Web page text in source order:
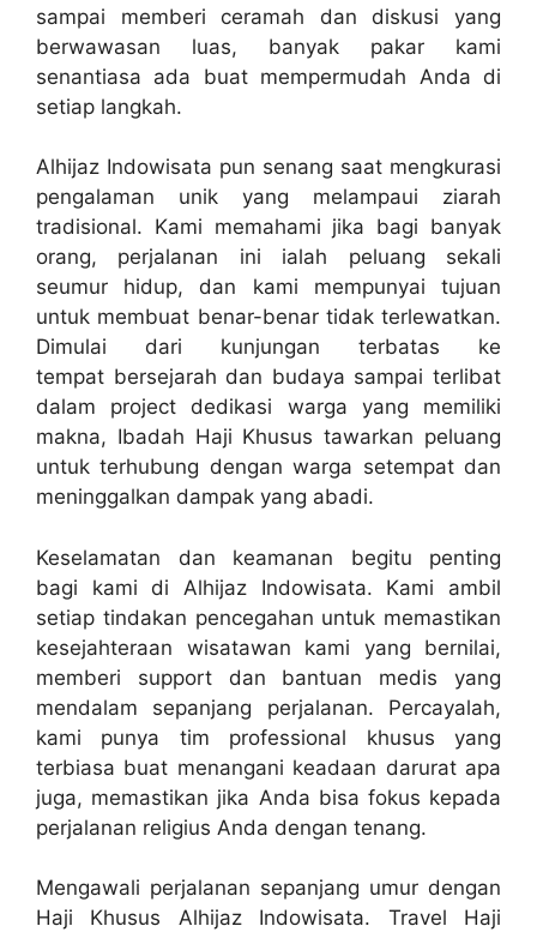
sampai memberi ceramah dan diskusi yang
berwawasan luas, banyak pakar kami
senantiasa ada buat mempermudah Anda di
setiap langkah.
Alhijaz Indowisata pun senang saat mengkurasi
pengalaman unik yang melampaui ziarah
tradisional. Kami memahami jika bagi banyak
orang, perjalanan ini ialah peluang sekali
seumur hidup, dan kami mempunyai tujuan
untuk membuat benar-benar tidak terlewatkan.
Dimulai dari kunjungan terbatas ke
tempat bersejarah dan budaya sampai terlibat
dalam project dedikasi warga yang memiliki
makna, Ibadah Haji Khusus tawarkan peluang
untuk terhubung dengan warga setempat dan
meninggalkan dampak yang abadi.
Keselamatan dan keamanan begitu penting
bagi kami di Alhijaz Indowisata. Kami ambil
setiap tindakan pencegahan untuk memastikan
kesejahteraan wisatawan kami yang bernilai,
memberi support dan bantuan medis yang
mendalam sepanjang perjalanan. Percayalah,
kami punya tim professional khusus yang
terbiasa buat menangani keadaan darurat apa
juga, memastikan jika Anda bisa fokus kepada
perjalanan religius Anda dengan tenang.
Mengawali perjalanan sepanjang umur dengan
Haji Khusus Alhijaz Indowisata. Travel Haji